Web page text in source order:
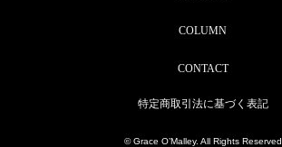
COLUMN
CONTACT
特定商取引法に基づく表記
© Grace O’Malley. All Rights Reserved